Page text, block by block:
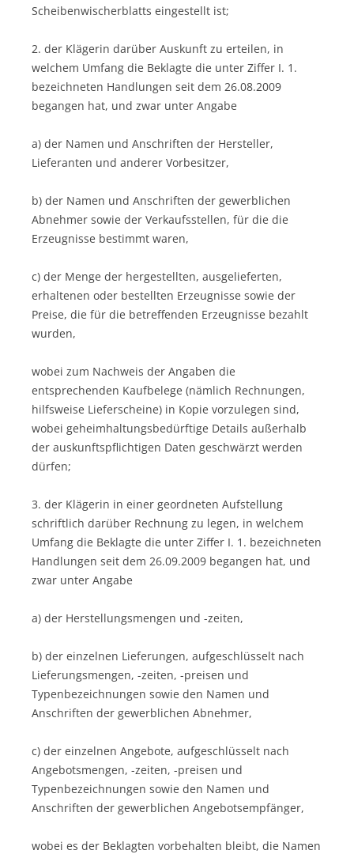
Scheibenwischerblatts eingestellt ist;
2. der Klägerin darüber Auskunft zu erteilen, in
welchem Umfang die Beklagte die unter Ziffer I. 1.
bezeichneten Handlungen seit dem 26.08.2009
begangen hat, und zwar unter Angabe
a) der Namen und Anschriften der Hersteller,
Lieferanten und anderer Vorbesitzer,
b) der Namen und Anschriften der gewerblichen
Abnehmer sowie der Verkaufsstellen, für die die
Erzeugnisse bestimmt waren,
c) der Menge der hergestellten, ausgelieferten,
erhaltenen oder bestellten Erzeugnisse sowie der
Preise, die für die betreffenden Erzeugnisse bezahlt
wurden,
wobei zum Nachweis der Angaben die
entsprechenden Kaufbelege (nämlich Rechnungen,
hilfsweise Lieferscheine) in Kopie vorzulegen sind,
wobei geheimhaltungsbedürftige Details außerhalb
der auskunftspflichtigen Daten geschwärzt werden
dürfen;
3. der Klägerin in einer geordneten Aufstellung
schriftlich darüber Rechnung zu legen, in welchem
Umfang die Beklagte die unter Ziffer I. 1. bezeichneten
Handlungen seit dem 26.09.2009 begangen hat, und
zwar unter Angabe
a) der Herstellungsmengen und -zeiten,
b) der einzelnen Lieferungen, aufgeschlüsselt nach
Lieferungsmengen, -zeiten, -preisen und
Typenbezeichnungen sowie den Namen und
Anschriften der gewerblichen Abnehmer,
c) der einzelnen Angebote, aufgeschlüsselt nach
Angebotsmengen, -zeiten, -preisen und
Typenbezeichnungen sowie den Namen und
Anschriften der gewerblichen Angebotsempfänger,
wobei es der Beklagten vorbehalten bleibt, die Namen